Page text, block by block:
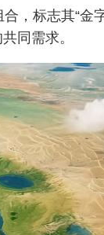
合，标志其“金
同需求。